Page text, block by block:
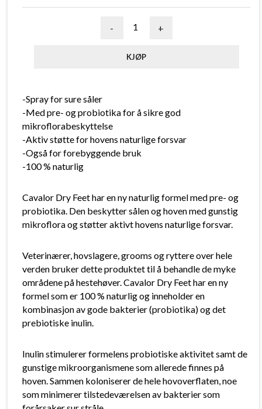
- +
-Spray for sure såler
-Med pre- og probiotika for å sikre god
mikroflorabeskyttelse
-Aktiv støtte for hovens naturlige forsvar
-Også for forebyggende bruk
-100 % naturlig
Cavalor Dry Feet har en ny naturlig formel med pre- og
probiotika. Den beskytter sålen og hoven med gunstig
mikroflora og støtter aktivt hovens naturlige forsvar.
Veterinærer, hovslagere, grooms og ryttere over hele
verden bruker dette produktet til å behandle de myke
områdene på hestehøver. Cavalor Dry Feet har en ny
formel som er 100 % naturlig og inneholder en
kombinasjon av gode bakterier (probiotika) og det
prebiotiske inulin.
Inulin stimulerer formelens probiotiske aktivitet samt de
gunstige mikroorganismene som allerede finnes på
hoven. Sammen koloniserer de hele hovoverflaten, noe
som minimerer tilstedeværelsen av bakterier som